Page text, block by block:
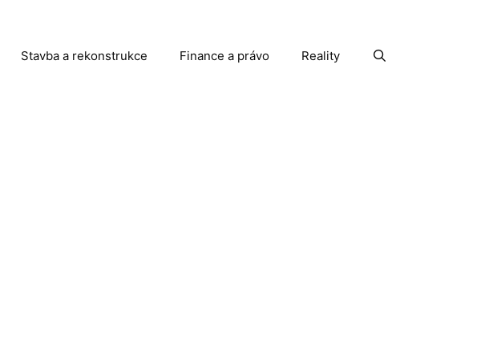
Stavba a rekonstrukce Finance a právo Reality